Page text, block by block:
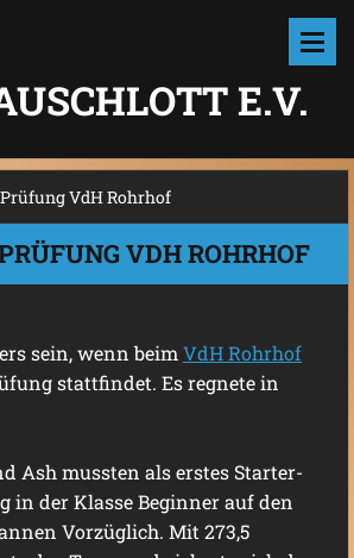
E.V.
VdH Rohrhof
VDH ROHRHOF
sein, wenn beim VdH Rohrhof
stattfindet. Es regnete in
Ash mussten als erstes Starter-
in der Klasse Beginner auf den
Vorzüglich. Mit 273,5